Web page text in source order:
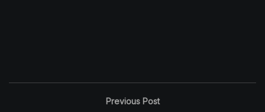
Previous Post